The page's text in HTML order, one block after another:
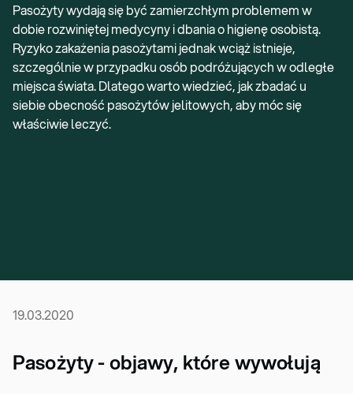
Pasożyty wydają się być zamierzchłym problemem w
dobie rozwiniętej medycyny i dbania o higienę osobistą.
Ryzyko zakażenia pasożytami jednak wciąż istnieje,
szczególnie w przypadku osób podróżujących w odległe
miejsca świata. Dlatego warto wiedzieć, jak zbadać u
siebie obecność pasożytów jelitowych, aby móc się
właściwie leczyć.
19.03.2020
Pasożyty - objawy, które wywołują